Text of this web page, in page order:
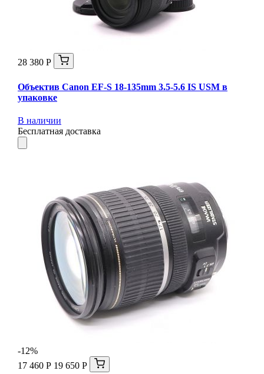
28 380 Р
Объектив Canon EF-S 18-135mm 3.5-5.6 IS USM в
упаковке
В наличии
Бесплатная доставка
-12%
17 460 Р 19 650 Р